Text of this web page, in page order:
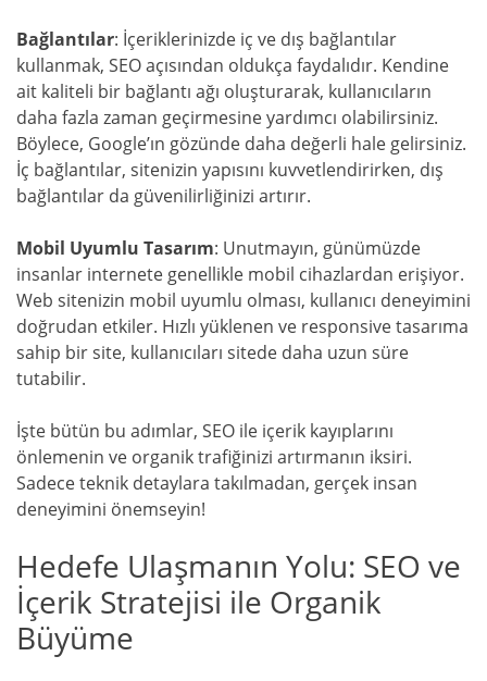
Bağlantılar: İçeriklerinizde iç ve dış bağlantılar
kullanmak, SEO açısından oldukça faydalıdır. Kendine
ait kaliteli bir bağlantı ağı oluşturarak, kullanıcıların
daha fazla zaman geçirmesine yardımcı olabilirsiniz.
Böylece, Google’ın gözünde daha değerli hale gelirsiniz.
İç bağlantılar, sitenizin yapısını kuvvetlendirirken, dış
bağlantılar da güvenilirliğinizi artırır.
Mobil Uyumlu Tasarım: Unutmayın, günümüzde
insanlar internete genellikle mobil cihazlardan erişiyor.
Web sitenizin mobil uyumlu olması, kullanıcı deneyimini
doğrudan etkiler. Hızlı yüklenen ve responsive tasarıma
sahip bir site, kullanıcıları sitede daha uzun süre
tutabilir.
İşte bütün bu adımlar, SEO ile içerik kayıplarını
önlemenin ve organik trafiğinizi artırmanın iksiri.
Sadece teknik detaylara takılmadan, gerçek insan
deneyimini önemseyin!
Hedefe Ulaşmanın Yolu: SEO ve
İçerik Stratejisi ile Organik
Büyüme